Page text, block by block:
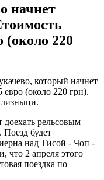
начнет
(около 220
который начнет
евро (около 220 грн).
рельсовым
Поезд будет
над Тисой - Чоп -
что 2 апреля этого
поездка по